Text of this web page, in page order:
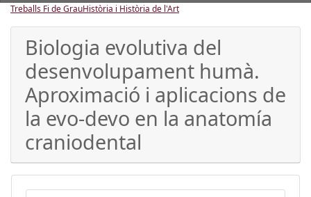
Treballs Fi de GrauHistòria i Història de l'Art
Biologia evolutiva del
desenvolupament humà.
Aproximació i aplicacions de
la evo-devo en la anatomía
craniodental